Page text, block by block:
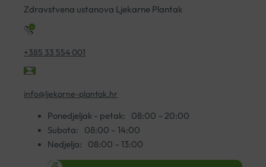
Zdravstvena ustanova Ljekarne Plantak
+385 33 554 001
info@ljekarne-plantak.hr
Ponedjeljak - petak:
08:00 – 20:00
Subota:
08:00 – 14:00
Nedjelja:
08:00 – 13:00